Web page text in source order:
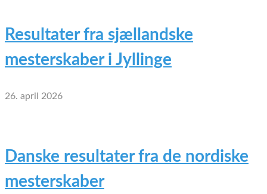
Resultater fra sjællandske
mesterskaber i Jyllinge
26. april 2026
Danske resultater fra de nordiske
mesterskaber